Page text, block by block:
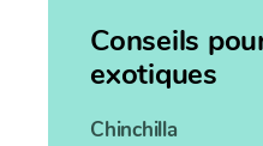
Conseils
exotiques
Chinchilla